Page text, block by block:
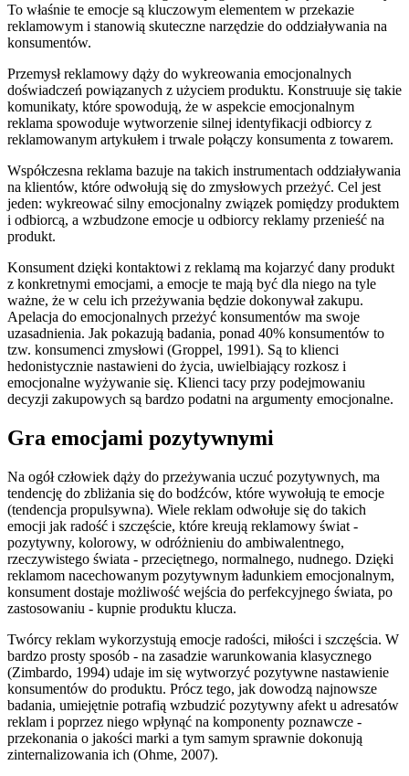
To właśnie te emocje są kluczowym elementem w przekazie
reklamowym i stanowią skuteczne narzędzie do oddziaływania na
konsumentów.
Przemysł reklamowy dąży do wykreowania emocjonalnych
doświadczeń powiązanych z użyciem produktu. Konstruuje się takie
komunikaty, które spowodują, że w aspekcie emocjonalnym
reklama spowoduje wytworzenie silnej identyfikacji odbiorcy z
reklamowanym artykułem i trwale połączy konsumenta z towarem.
Współczesna reklama bazuje na takich instrumentach oddziaływania
na klientów, które odwołują się do zmysłowych przeżyć. Cel jest
jeden: wykreować silny emocjonalny związek pomiędzy produktem
i odbiorcą, a wzbudzone emocje u odbiorcy reklamy przenieść na
produkt.
Konsument dzięki kontaktowi z reklamą ma kojarzyć dany produkt
z konkretnymi emocjami, a emocje te mają być dla niego na tyle
ważne, że w celu ich przeżywania będzie dokonywał zakupu.
Apelacja do emocjonalnych przeżyć konsumentów ma swoje
uzasadnienia. Jak pokazują badania, ponad 40% konsumentów to
tzw. konsumenci zmysłowi (Groppel, 1991). Są to klienci
hedonistycznie nastawieni do życia, uwielbiający rozkosz i
emocjonalne wyżywanie się. Klienci tacy przy podejmowaniu
decyzji zakupowych są bardzo podatni na argumenty emocjonalne.
Gra emocjami pozytywnymi
Na ogół człowiek dąży do przeżywania uczuć pozytywnych, ma
tendencję do zbliżania się do bodźców, które wywołują te emocje
(tendencja propulsywna). Wiele reklam odwołuje się do takich
emocji jak radość i szczęście, które kreują reklamowy świat -
pozytywny, kolorowy, w odróżnieniu do ambiwalentnego,
rzeczywistego świata - przeciętnego, normalnego, nudnego. Dzięki
reklamom nacechowanym pozytywnym ładunkiem emocjonalnym,
konsument dostaje możliwość wejścia do perfekcyjnego świata, po
zastosowaniu - kupnie produktu klucza.
Twórcy reklam wykorzystują emocje radości, miłości i szczęścia. W
bardzo prosty sposób - na zasadzie warunkowania klasycznego
(Zimbardo, 1994) udaje im się wytworzyć pozytywne nastawienie
konsumentów do produktu. Prócz tego, jak dowodzą najnowsze
badania, umiejętnie potrafią wzbudzić pozytywny afekt u adresatów
reklam i poprzez niego wpłynąć na komponenty poznawcze -
przekonania o jakości marki a tym samym sprawnie dokonują
zinternalizowania ich (Ohme, 2007).